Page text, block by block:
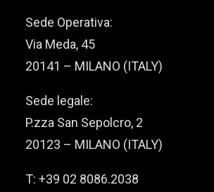
Sede Operativa:
Via Meda, 45
20141 – MILANO (ITALY)
Sede legale:
P.zza San Sepolcro, 2
20123 – MILANO (ITALY)
T: +39 02 8086.2038